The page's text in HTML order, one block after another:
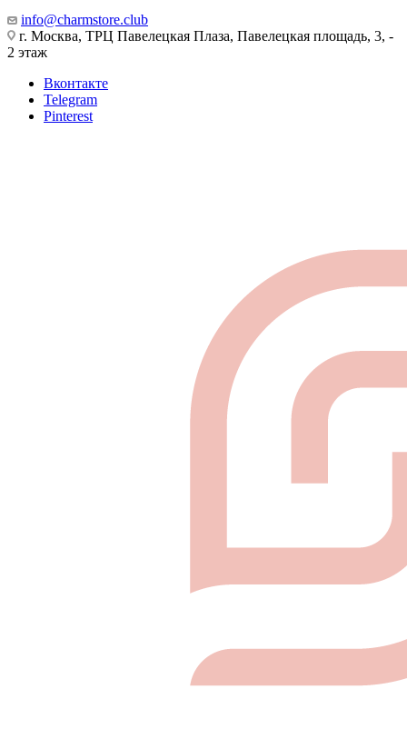
info@charmstore.club
г. Москва, ТРЦ Павелецкая Плаза, Павелецкая площадь, 3, -
2 этаж
Вконтакте
Telegram
Pinterest